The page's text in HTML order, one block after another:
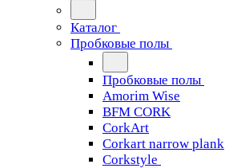
Каталог
Пробковые полы
Пробковые полы
Amorim Wise
BFM CORK
CorkArt
Corkart narrow plank
Corkstyle